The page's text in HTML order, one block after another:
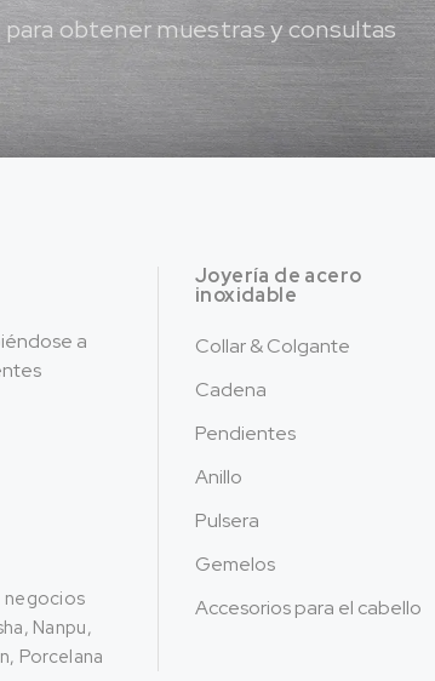
obtener muestras y consultas
a
negocios
Nanpu,
Porcelana
Joyería de acero
inoxidable
Collar & Colgante
Cadena
Pendientes
Anillo
Pulsera
Gemelos
Accesorios para el cabello